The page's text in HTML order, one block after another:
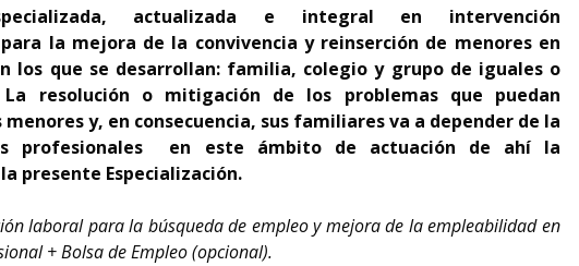
actualizada e integral en intervención
la mejora de la convivencia y reinserción de menores en
los que se desarrollan: familia, colegio y grupo de iguales o
resolución o mitigación de los problemas que puedan
y, en consecuencia, sus familiares va a depender de la
profesionales en este ámbito de actuación de ahí la
presente Especialización.
laboral para la búsqueda de empleo y mejora de la empleabilidad en
+ Bolsa de Empleo (opcional).